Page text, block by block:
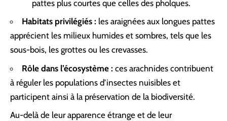
pattes plus courtes que celles des pholques.
Habitats privilégiés : les araignées aux longues pattes
apprécient les milieux humides et sombres, tels que les
sous-bois, les grottes ou les crevasses.
Rôle dans l’écosystème : ces arachnides contribuent
à réguler les populations d’insectes nuisibles et
participent ainsi à la préservation de la biodiversité.
Au-delà de leur apparence étrange et de leur